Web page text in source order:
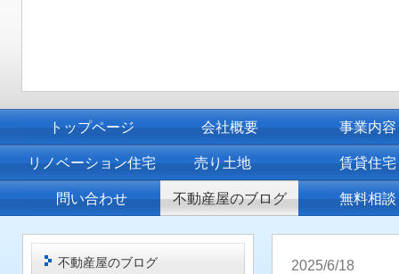
トップページ 会社概要 事業内容
リノベーション住宅 売り土地 賃貸住宅
問い合わせ 不動産屋のブログ 無料相談
2025/6/18
不動産屋のブログ